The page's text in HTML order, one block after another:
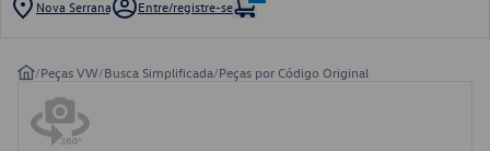
Nova Serrana Entre/registre-se
/Peças VW/Busca Simplificada/Peças por Código Original